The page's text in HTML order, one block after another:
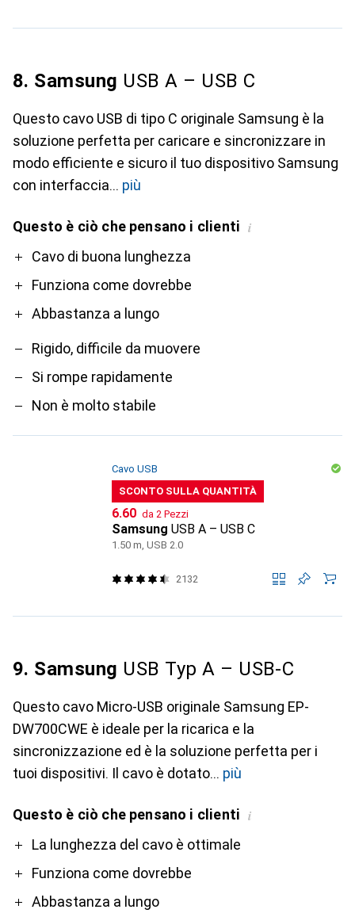
8. Samsung USB A – USB C
Questo cavo USB di tipo C originale Samsung è la
soluzione perfetta per caricare e sincronizzare in
modo efficiente e sicuro il tuo dispositivo Samsung
con interfaccia
più
Questo è ciò che pensano i clienti i
ProCavo di buona lunghezza
Funziona come dovrebbe
Abbastanza a lungo
Contro
Rigido, difficile da muovere
Si rompe rapidamente
Non è molto stabile
Cavo USB
SCONTO SULLA QUANTITÀ
CHF
6.60 da 2 Pezzi
Samsung USB A – USB C
1.50 m, USB 2.0
2132
9. Samsung USB Typ A – USB-C
Questo cavo Micro-USB originale Samsung EP-
DW700CWE è ideale per la ricarica e la
sincronizzazione ed è la soluzione perfetta per i
tuoi dispositivi. Il cavo è dotato
più
Questo è ciò che pensano i clienti i
ProLa lunghezza del cavo è ottimale
Funziona come dovrebbe
Abbastanza a lungo
Contro